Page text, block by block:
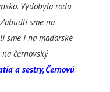
Vydobyla rodu
sme na
sme i na maďarské
černovský
a sestry, Černovú